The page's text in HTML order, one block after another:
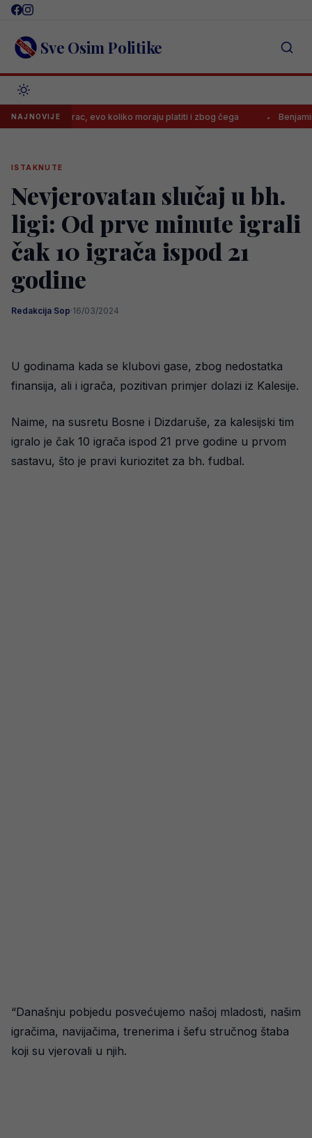
Skip
content Sve Osim Politike
NAJNOVIJE
Borac, evo koliko moraju platiti i zbog čega Benjamin Šehić
ISTAKNUTE
Nevjerovatan slučaj u bh.
ligi: Od prve minute igrali
čak 10 igrača ispod 21
godine
Redakcija Sop·16/03/2024
U godinama kada se klubovi gase, zbog nedostatka
finansija, ali i igrača, pozitivan primjer dolazi iz Kalesije.
Naime, na susretu Bosne i Dizdaruše, za kalesijski tim
igralo je čak 10 igrača ispod 21 prve godine u prvom
sastavu, što je pravi kuriozitet za bh. fudbal.
“Današnju pobjedu posvećujemo našoj mladosti, našim
igračima, navijačima, trenerima i šefu stručnog štaba
koji su vjerovali u njih.